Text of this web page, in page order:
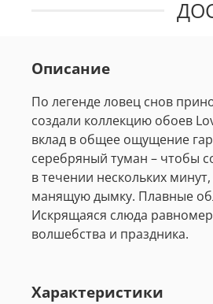
Описание
По легенде ловец снов
создали коллекцию обоев
вклад в общее ощущение
серебряный туман – чтобы
в течении нескольких
манящую дымку. Плавные
Искрящаяся слюда
волшебства и праздника.
Характеристики